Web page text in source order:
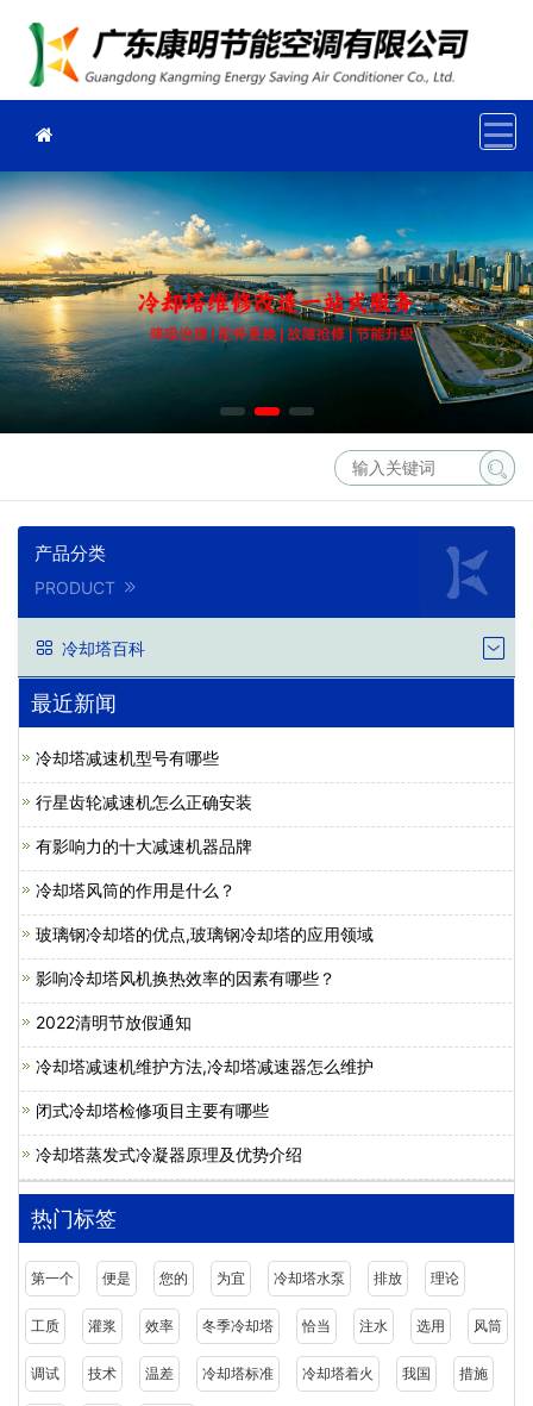
产品分类
PRODUCT
冷却塔百科
最近新闻
冷却塔减速机型号有哪些
行星齿轮减速机怎么正确安装
有影响力的十大减速机器品牌
冷却塔风筒的作用是什么？
玻璃钢冷却塔的优点,玻璃钢冷却塔的应用领域
影响冷却塔风机换热效率的因素有哪些？
2022清明节放假通知
冷却塔减速机维护方法,冷却塔减速器怎么维护
闭式冷却塔检修项目主要有哪些
冷却塔蒸发式冷凝器原理及优势介绍
热门标签
第一个 便是 您的 为宜 冷却塔水泵 排放 理论
工质 灌浆 效率 冬季冷却塔 恰当 注水 选用 风筒
调试 技术 温差 冷却塔标准 冷却塔着火 我国 措施